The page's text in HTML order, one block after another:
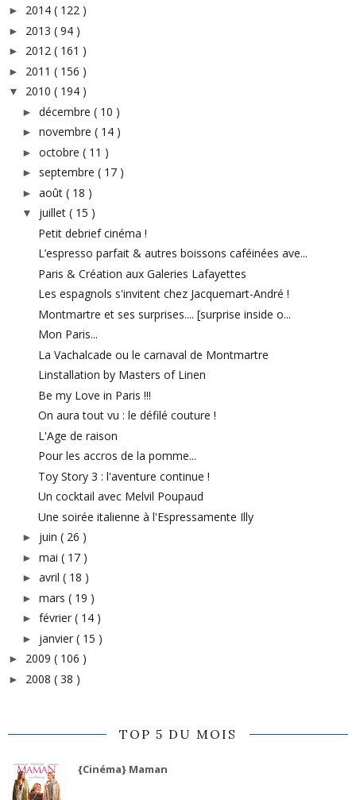
► 2014 ( 122 )
► 2013 ( 94 )
► 2012 ( 161 )
► 2011 ( 156 )
▼ 2010 ( 194 )
► décembre ( 10 )
► novembre ( 14 )
► octobre ( 11 )
► septembre ( 17 )
► août ( 18 )
▼ juillet ( 15 )
Petit debrief cinéma !
L’espresso parfait & autres boissons caféinées ave...
Paris & Création aux Galeries Lafayettes
Les espagnols s'invitent chez Jacquemart-André !
Montmartre et ses surprises.... [surprise inside o...
Mon Paris...
La Vachalcade ou le carnaval de Montmartre
Linstallation by Masters of Linen
Be my Love in Paris !!!
On aura tout vu : le défilé couture !
L'Age de raison
Pour les accros de la pomme...
Toy Story 3 : l'aventure continue !
Un cocktail avec Melvil Poupaud
Une soirée italienne à l'Espressamente Illy
► juin ( 26 )
► mai ( 17 )
► avril ( 18 )
► mars ( 19 )
► février ( 14 )
► janvier ( 15 )
► 2009 ( 106 )
► 2008 ( 38 )
TOP 5 DU MOIS
{Cinéma} Maman